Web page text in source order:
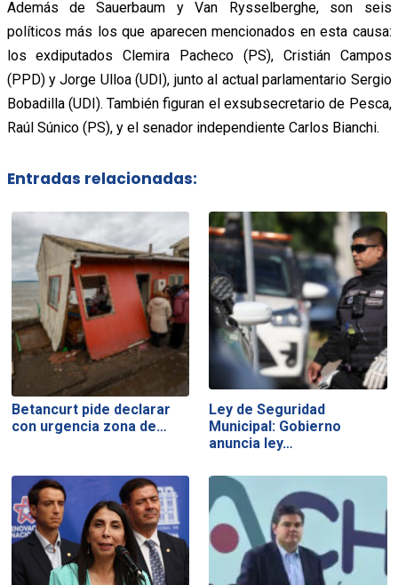
Además de Sauerbaum y Van Rysselberghe, son seis
políticos más los que aparecen mencionados en esta causa:
los exdiputados Clemira Pacheco (PS), Cristián Campos
(PPD) y Jorge Ulloa (UDI), junto al actual parlamentario Sergio
Bobadilla (UDI). También figuran el exsubsecretario de Pesca,
Raúl Súnico (PS), y el senador independiente Carlos Bianchi.
Entradas relacionadas:
Betancurt pide declarar
con urgencia zona de…
Ley de Seguridad
Municipal: Gobierno
anuncia ley…